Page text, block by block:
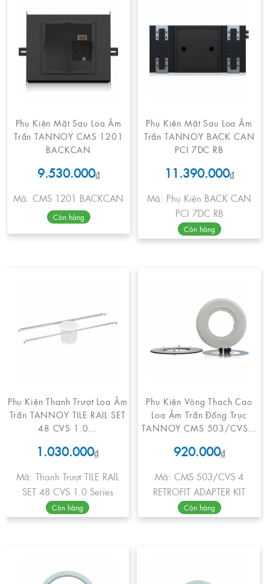
Phụ Kiện Mặt Sau Loa Âm
Trần TANNOY CMS 1201
BACKCAN
9.530.000₫
Mã: CMS 1201 BACKCAN
Còn hàng
Phụ Kiện Mặt Sau Loa Âm
Trần TANNOY BACK CAN
PCI 7DC RB
11.390.000₫
Mã: Phụ Kiện BACK CAN
PCI 7DC RB
Còn hàng
Phụ Kiện Thanh Trượt Loa Âm
Trần TANNOY TILE RAIL SET
48 CVS 1.0...
1.030.000₫
Mã: Thanh Trượt TILE RAIL
SET 48 CVS 1.0 Series
Còn hàng
Phụ Kiện Vòng Thạch Cao
Loa Âm Trần Đồng Trục
TANNOY CMS 503/CVS...
920.000₫
Mã: CMS 503/CVS 4
RETROFIT ADAPTER KIT
Còn hàng